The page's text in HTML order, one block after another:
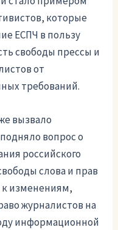
которые
ЕСПЧ в пользу
свободы прессы и
от
требований.
вызвало
вопрос о
российского
слова и прав
изменениям,
журналистов на
информационной